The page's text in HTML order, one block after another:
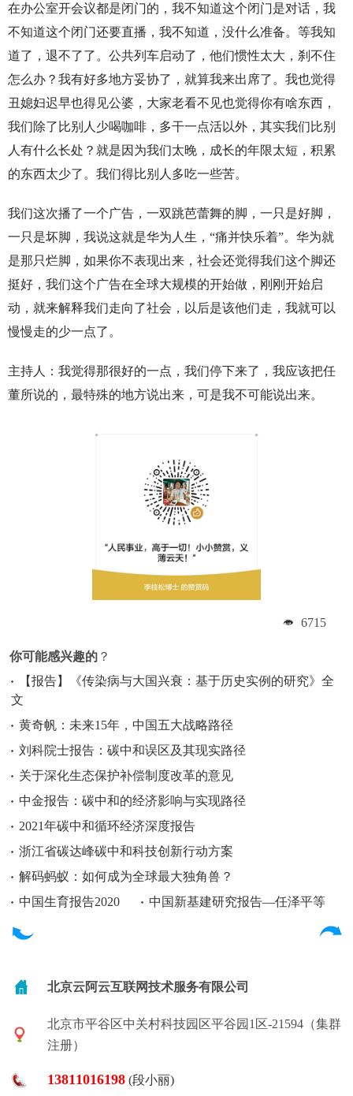
在办公室开会议都是闭门的，我不知道这个闭门是对话，我
不知道这个闭门还要直播，我不知道，没什么准备。等我知
道了，退不了了。公共列车启动了，他们惯性太大，刹不住
怎么办？我有好多地方妥协了，就算我来出席了。我也觉得
丑媳妇迟早也得见公婆，大家老看不见也觉得你有啥东西，
我们除了比别人少喝咖啡，多干一点活以外，其实我们比别
人有什么长处？就是因为我们太晚，成长的年限太短，积累
的东西太少了。我们得比别人多吃一些苦。
我们这次播了一个广告，一双跳芭蕾舞的脚，一只是好脚，
一只是坏脚，我说这就是华为人生，“痛并快乐着”。华为就
是那只烂脚，如果你不表现出来，社会还觉得我们这个脚还
挺好，我们这个广告在全球大规模的开始做，刚刚开始启
动，就来解释我们走向了社会，以后是该他们走，我就可以
慢慢走的少一点了。
主持人：我觉得那很好的一点，我们停下来了，我应该把任
董所说的，最特殊的地方说出来，可是我不可能说出来。
6715
你可能感兴趣的 ？
【报告】《传染病与大国兴衰：基于历史实例的研究》全
文
黄奇帆：未来15年，中国五大战略路径
刘科院士报告：碳中和误区及其现实路径
关于深化生态保护补偿制度改革的意见
中金报告：碳中和的经济影响与实现路径
2021年碳中和循环经济深度报告
浙江省碳达峰碳中和科技创新行动方案
解码蚂蚁：如何成为全球最大独角兽？
中国生育报告2020
中国新基建研究报告—任泽平等
北京云阿云互联网技术服务有限公司
北京市平谷区中关村科技园区平谷园1区-21594（集群
注册）
13811016198 (段小丽)